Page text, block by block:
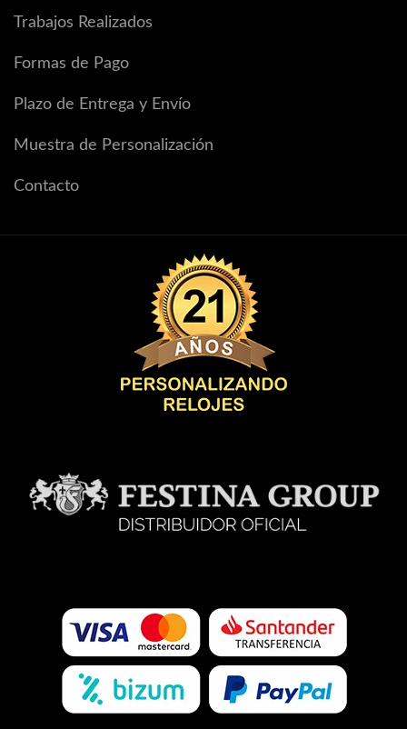
Trabajos Realizados
Formas de Pago
Plazo de Entrega y Envío
Muestra de Personalización
Contacto